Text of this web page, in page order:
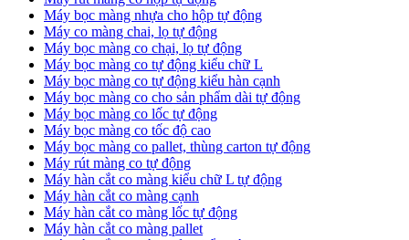
Máy bọc màng nhựa cho hộp tự động
Máy co màng chai, lọ tự động
Máy bọc màng co chại, lọ tự động
Máy bọc màng co tự động kiểu chữ L
Máy bọc màng co tự động kiểu hàn cạnh
Máy bọc màng co cho sản phẩm dài tự động
Máy bọc màng co lốc tự động
​Máy bọc màng co tốc độ cao
Máy bọc màng co pallet, thùng carton tự động
​Máy rút màng co tự động
​Máy hàn cắt co màng kiểu chữ L tự động
​Máy hàn cắt co màng cạnh
​Máy hàn cắt co màng lốc tự động
​Máy hàn cắt co màng pallet